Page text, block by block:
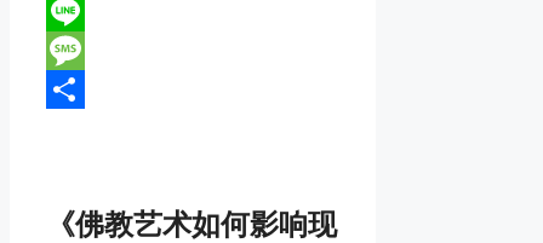
Reddit
Line
Message
《佛教艺术如何影响现